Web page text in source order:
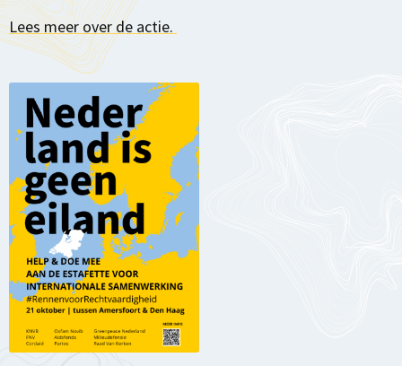
Lees meer over de actie.